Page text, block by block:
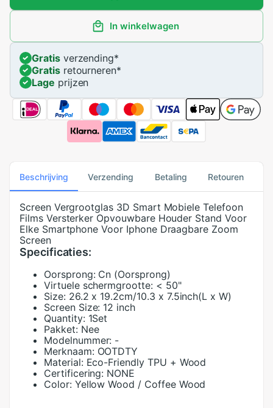
In winkelwagen
Gratisverzending*
Gratisretourneren*
Lage prijzen
Beschrijving Verzending Betaling Retouren
Screen Vergrootglas 3D Smart Mobiele Telefoon
Films Versterker Opvouwbare Houder Stand Voor
Elke Smartphone Voor Iphone Draagbare Zoom
Screen
Specificaties:
Oorsprong: Cn (Oorsprong)
Virtuele schermgrootte: < 50"
Size: 26.2 x 19.2cm/10.3 x 7.5inch(L x W)
Screen Size: 12 inch
Quantity: 1Set
Pakket: Nee
Modelnummer: -
Merknaam: OOTDTY
Material: Eco-Friendly TPU + Wood
Certificering: NONE
Color: Yellow Wood / Coffee Wood